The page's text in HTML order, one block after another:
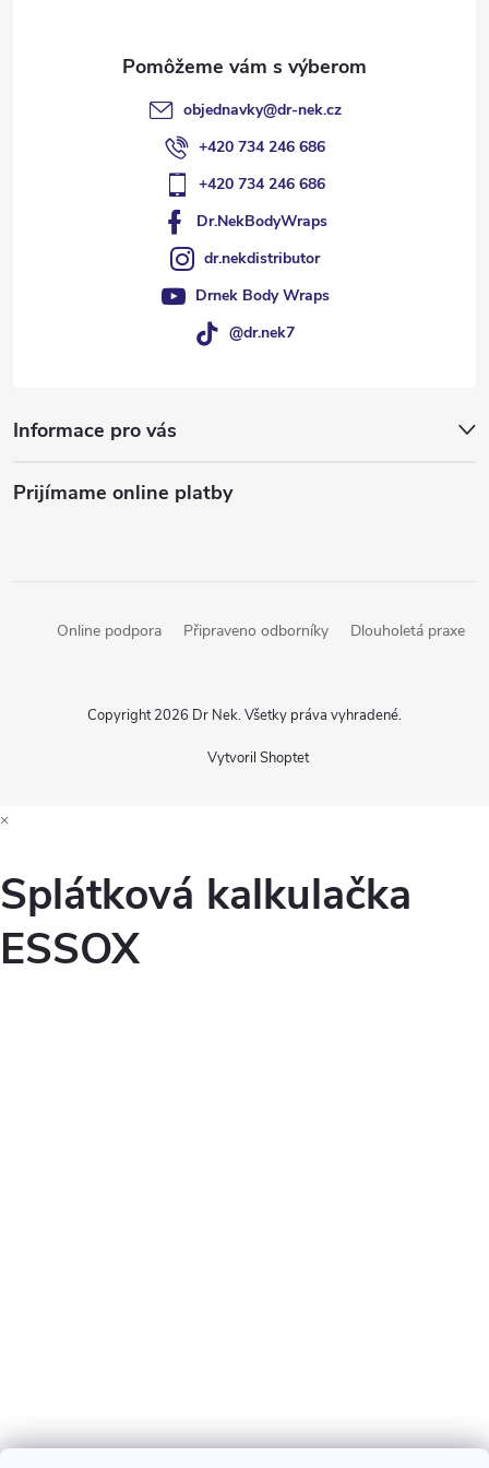
objednavky@dr-nek.cz
+420 734 246 686
+420 734 246 686
Dr.NekBodyWraps
dr.nekdistributor
Drnek Body Wraps
@dr.nek7
Informace pro vás
Prijímame online platby
Online podpora Připraveno odborníky Dlouholetá praxe
Vytvoril Shoptet
Copyright 2026 Dr Nek. Všetky práva vyhradené.
×
Splátková kalkulačka
ESSOX